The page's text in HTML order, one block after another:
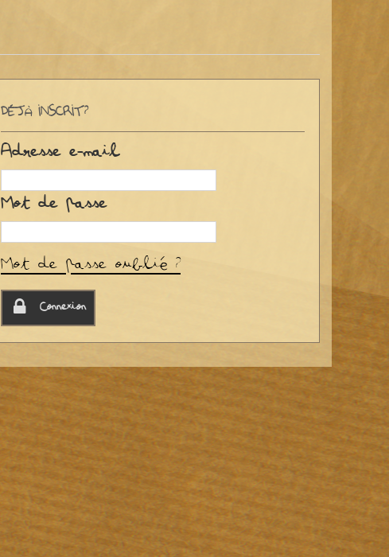
DÉJÀ INSCRIT?
Adresse e-mail
Mot de passe
Mot de passe oublié ?
Connexion